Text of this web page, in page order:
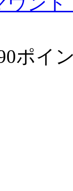
ポイ